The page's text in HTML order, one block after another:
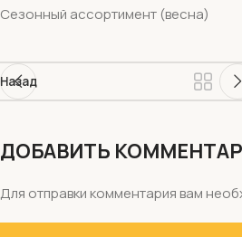
Сезонный ассортимент (весна)
Назад
ДОБАВИТЬ
Для отправки комментария вам